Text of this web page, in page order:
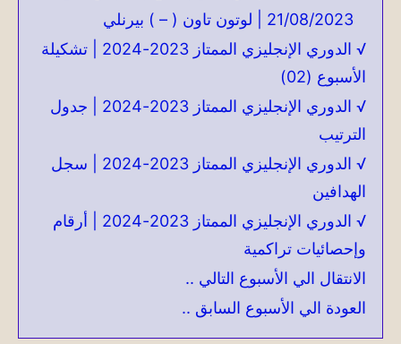
21/08/2023 | لوتون تاون ( – ) بيرنلي
√ الدوري الإنجليزي الممتاز 2023-2024 | تشكيلة
الأسبوع (02)
√ الدوري الإنجليزي الممتاز 2023-2024 | جدول
الترتيب
√ الدوري الإنجليزي الممتاز 2023-2024 | سجل
الهدافين
√ الدوري الإنجليزي الممتاز 2023-2024 | أرقام
وإحصائيات تراكمية
الانتقال الي الأسبوع التالي ..
العودة الي الأسبوع السابق ..